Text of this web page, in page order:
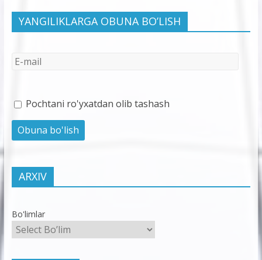
YANGILIKLARGA OBUNA BO’LISH
Pochtani ro'yxatdan olib tashash
ARXIV
Bo'limlar